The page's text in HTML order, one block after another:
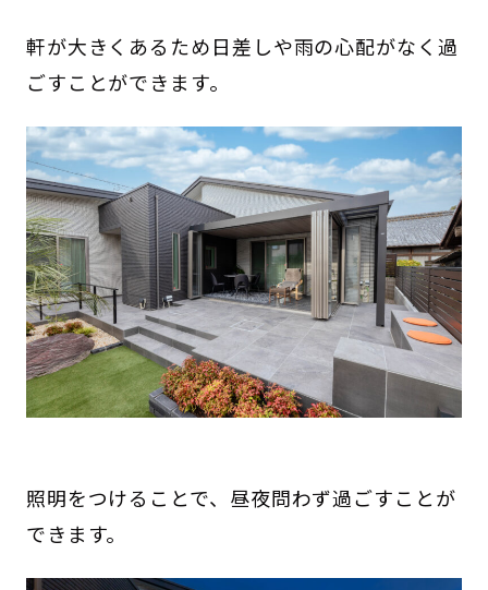
軒が大きくあるため日差しや雨の心配がなく過
ごすことができます。
照明をつけることで、昼夜問わず過ごすことが
できます。